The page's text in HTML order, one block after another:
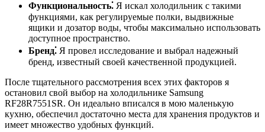
Функциональность⁚ Я искал холодильник с такими
функциями, как регулируемые полки, выдвижные
ящики и дозатор воды, чтобы максимально использовать
доступное пространство.
Бренд⁚ Я провел исследование и выбрал надежный
бренд, известный своей качественной продукцией.
После тщательного рассмотрения всех этих факторов я
остановил свой выбор на холодильнике Samsung
RF28R7551SR. Он идеально вписался в мою маленькую
кухню, обеспечил достаточно места для хранения продуктов и
имеет множество удобных функций.